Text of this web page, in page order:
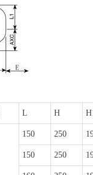
L H
150 250
150 250